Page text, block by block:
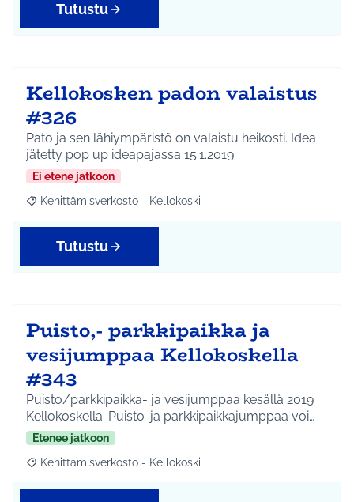
Tutustu
Kellokosken padon valaistus
#326
Pato ja sen lähiympäristö on valaistu heikosti. Idea
jätetty pop up ideapajassa 15.1.2019.
Ei etene jatkoon
Rajaa tulokset aihepiirin mukaan: Kehittämisverkosto -
Kehittämisverkosto - Kellokoski
Tutustu
Puisto,- parkkipaikka ja
vesijumppaa Kellokoskella
#343
Puisto/parkkipaikka- ja vesijumppaa kesällä 2019
Kellokoskella. Puisto-ja parkkipaikkajumppaa voi…
Etenee jatkoon
Rajaa tulokset aihepiirin mukaan: Kehittämisverkosto -
Kehittämisverkosto - Kellokoski